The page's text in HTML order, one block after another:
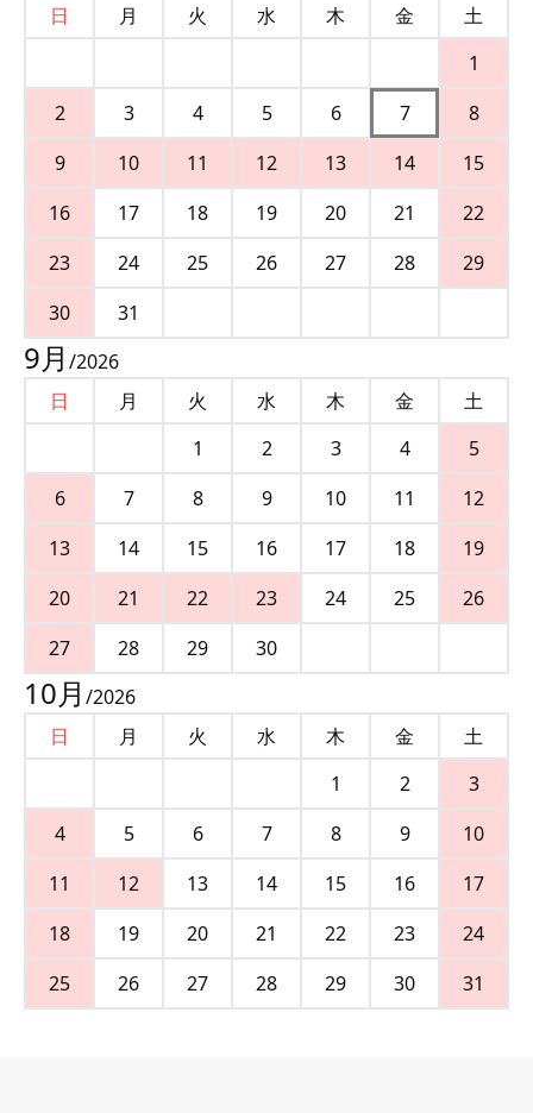
日
月 火 水 木 金
土
1
2
3 4 5 6 7
8
9
10 11 12 13 14
15
16
17 18 19 20 21
22
23
24 25 26 27 28
29
30
31
9月 /2026
日
月 火 水 木 金
土
1
2 3 4
5
6
7 8 9 10 11
12
13
14 15 16 17 18
19
20
21 22 23 24 25
26
27
28 29 30
10月 /2026
日
月 火 水 木 金
土
1
2
3
4
5 6 7 8 9
10
11
12 13 14 15 16
17
18
19 20 21 22 23
24
25
26 27 28 29 30 31